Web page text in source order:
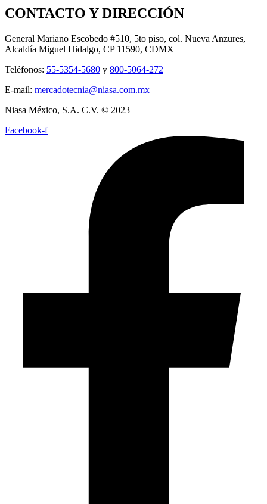
CONTACTO Y DIRECCIÓN
General Mariano Escobedo #510, 5to piso, col. Nueva Anzures,
Alcaldía Miguel Hidalgo, CP 11590, CDMX
Teléfonos: 55-5354-5680 y 800-5064-272
E-mail: mercadotecnia@niasa.com.mx
Niasa México, S.A. C.V. © 2023
Facebook-f